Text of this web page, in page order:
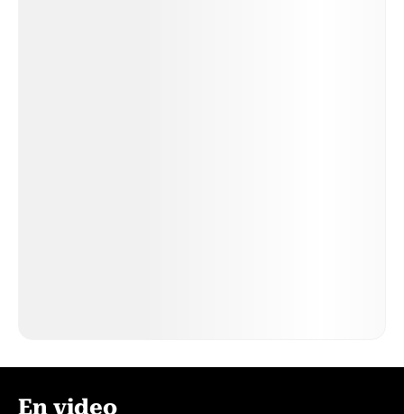
En video